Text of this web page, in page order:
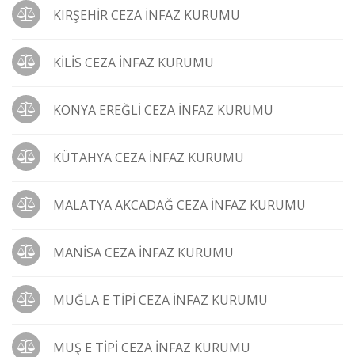
KIRŞEHİR CEZA İNFAZ KURUMU
KİLİS CEZA İNFAZ KURUMU
KONYA EREĞLİ CEZA İNFAZ KURUMU
KÜTAHYA CEZA İNFAZ KURUMU
MALATYA AKCADAĞ CEZA İNFAZ KURUMU
MANİSA CEZA İNFAZ KURUMU
MUĞLA E TİPİ CEZA İNFAZ KURUMU
MUŞ E TİPİ CEZA İNFAZ KURUMU